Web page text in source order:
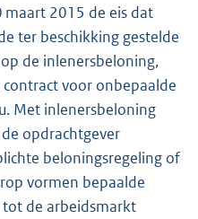
maart 2015 de eis dat
ter beschikking gestelde
de inlenersbeloning,
voor onbepaalde
Met inlenersbeloning
opdrachtgever
beloningsregeling of
vormen bepaalde
de arbeidsmarkt